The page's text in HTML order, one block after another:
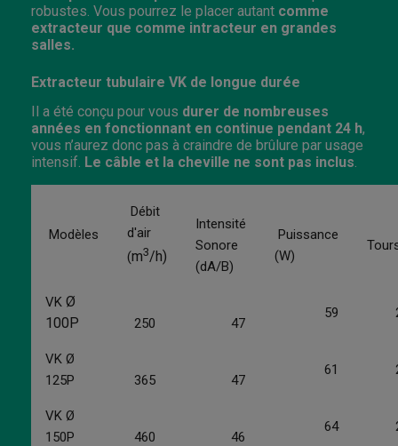
robustes. Vous pourrez le placer autant comme
extracteur que comme intracteur en grandes
salles.
Extracteur tubulaire VK de longue durée
Il a été conçu pour vous durer de nombreuses
années en fonctionnant en continue pendant 24 h,
vous n’aurez donc pas à craindre de brûlure par usage
intensif. Le câble et la cheville ne sont pas inclus.
Modèles
Débit
d'air
(m3/h)
Intensité
Sonore
(dA/B)
Puissance
(W)
VK Ø
100P
250 47
59
VK Ø
125P
365 47
61
VK Ø
150P
460 46
64